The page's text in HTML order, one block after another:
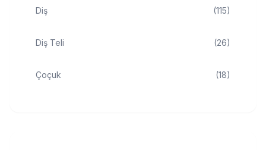
Diş (115)
Diş Teli (26)
Çoçuk (18)